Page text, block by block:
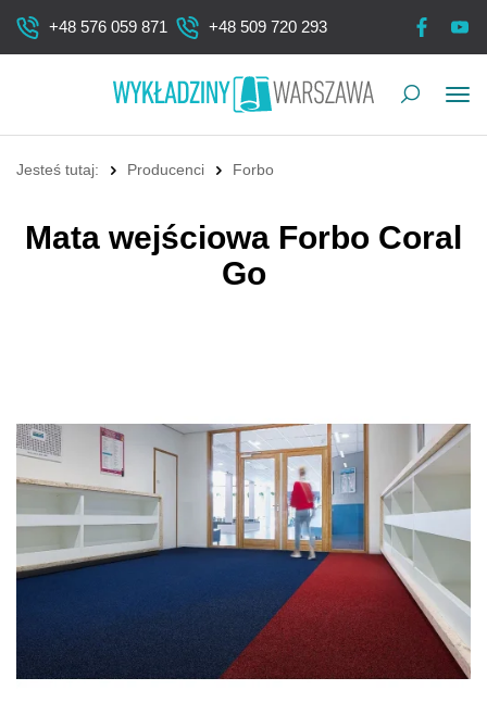
+48 576 059 871 +48 509 720 293
Jesteś tutaj: Producenci Forbo
Mata wejściowa Forbo Coral
Go